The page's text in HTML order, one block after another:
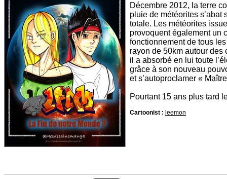
Décembre 2012, la terre
pluie de météorites
totale. Les météorites
provoquent également un
fonctionnement de tous
rayon de 50km autour des
il a absorbé en lui toute
grâce à son nouveau
et s’autoproclamer «
Pourtant 15 ans plus tard
Cartoonist : leemon